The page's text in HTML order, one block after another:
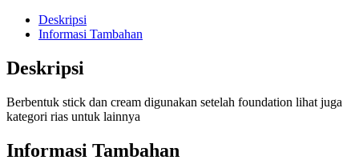
Deskripsi
Informasi Tambahan
Deskripsi
Berbentuk stick dan cream digunakan setelah foundation lihat juga
kategori rias untuk lainnya
Informasi Tambahan